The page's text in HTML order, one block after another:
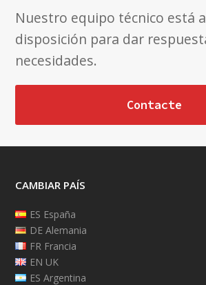
Nuestro equipo técnico está
disposición para dar
necesidades.
Contacte
CAMBIAR PAÍS
ES España
DE Alemania
FR Francia
EN UK
ES Argentina